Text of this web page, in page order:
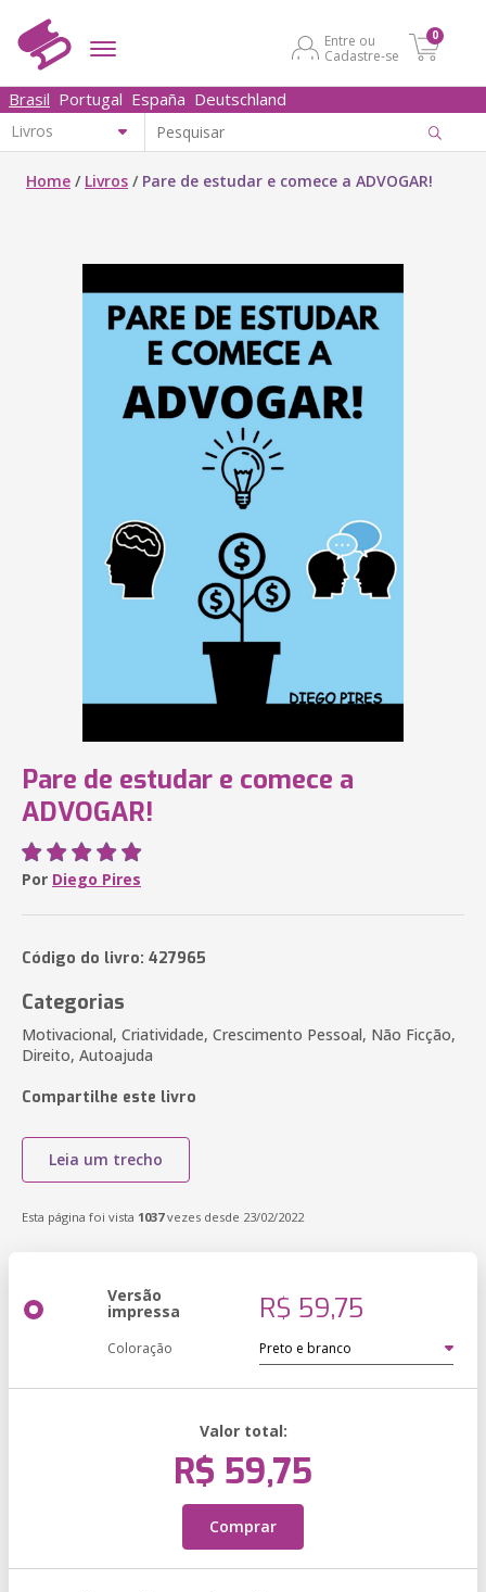
Entre ou
Cadastre-se
0
Brasil Portugal España Deutschland
Home / Livros / Pare de estudar e comece a ADVOGAR!
Pare de estudar e comece a
ADVOGAR!
Por Diego Pires
Código do livro: 427965
Categorias
Motivacional, Criatividade, Crescimento Pessoal, Não Ficção,
Direito, Autoajuda
Compartilhe este livro
Leia um trecho
Esta página foi vista 1037vezes desde 23/02/2022
Versão
impressa R$ 59,75
Coloração
Valor total:
R$ 59,75
Comprar